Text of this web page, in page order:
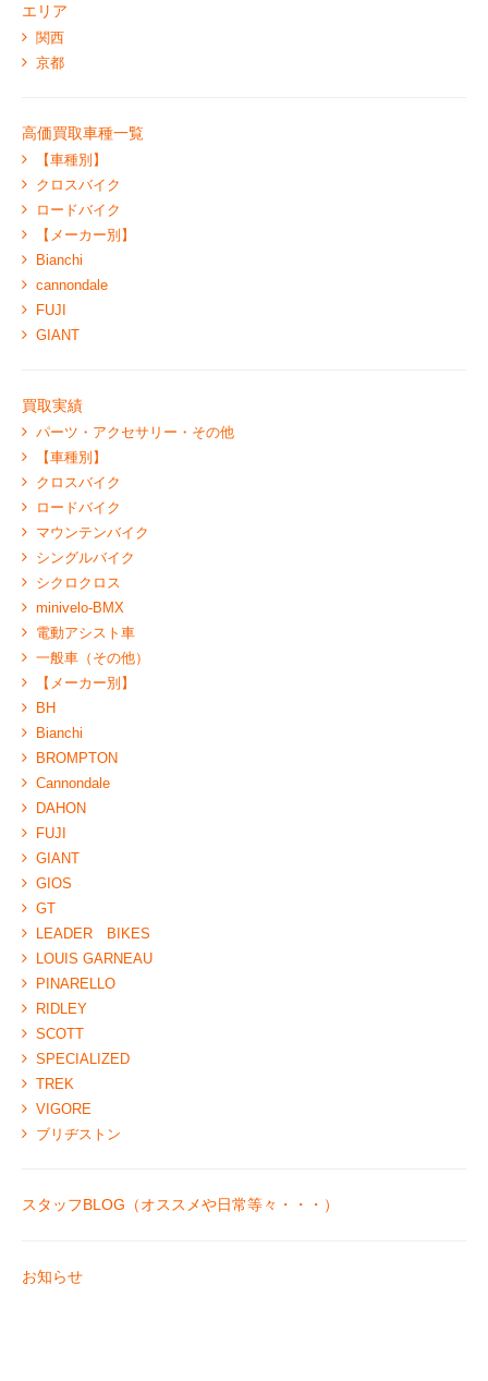
エリア
関西
京都
高価買取車種一覧
【車種別】
クロスバイク
ロードバイク
【メーカー別】
Bianchi
cannondale
FUJI
GIANT
買取実績
パーツ・アクセサリー・その他
【車種別】
クロスバイク
ロードバイク
マウンテンバイク
シングルバイク
シクロクロス
minivelo-BMX
電動アシスト車
一般車（その他）
【メーカー別】
BH
Bianchi
BROMPTON
Cannondale
DAHON
FUJI
GIANT
GIOS
GT
LEADER BIKES
LOUIS GARNEAU
PINARELLO
RIDLEY
SCOTT
SPECIALIZED
TREK
VIGORE
ブリヂストン
スタッフBLOG（オススメや日常等々・・・）
お知らせ